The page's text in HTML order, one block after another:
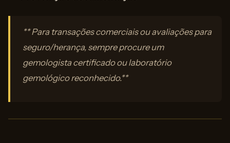
** Para transações comerciais ou avaliações para
seguro/herança, sempre procure um
gemologista certificado ou laboratório
gemológico reconhecido.**